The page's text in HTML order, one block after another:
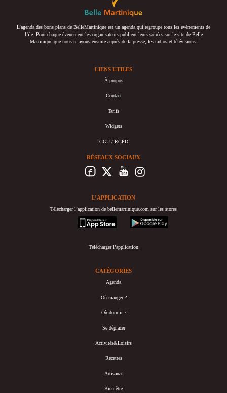
L’agenda des bons plans de BelleMartinique est un agenda qui regroupe tous les événements de
l’île. Pour chaque événement les organisateurs publient leurs soirées sur le site de Belle
Martinique que nous relayons ensuite auprès de la presse, les radios et télévisions.
LIENS UTILES
À propos
Contact
Tarifs
Widgets
CGU / RGPD
RÉSEAUX SOCIAUX
L’APPLICATION
Télécharger l’application de bellemartinique.com sur les stores
appstore
googleplay
Télécharger l’application
CATÉGORIES
Agenda
Où manger ?
Où dormir ?
Se déplacer
Activités&Loisirs
Recettes
Artisanat
Bien-être